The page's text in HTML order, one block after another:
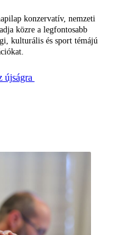
konzervatív, nemzeti
közre a legfontosabb
kulturális és sport témájú
újságra